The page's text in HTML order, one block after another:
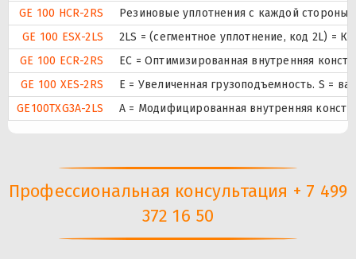
GE 100 HCR-2RS
Резиновые уплотнения с каждой стороны
GE 100 ESX-2LS
2LS = (сегментное уплотнение, код 2L) =
GE 100 ECR-2RS
EC = Оптимизированная внутренняя
GE 100 XES-2RS
E = Увеличенная грузоподъемность. S =
GE100TXG3A-2LS
A = Модифицированная внутренняя
Профессиональная консультация + 7 499
372 16 50